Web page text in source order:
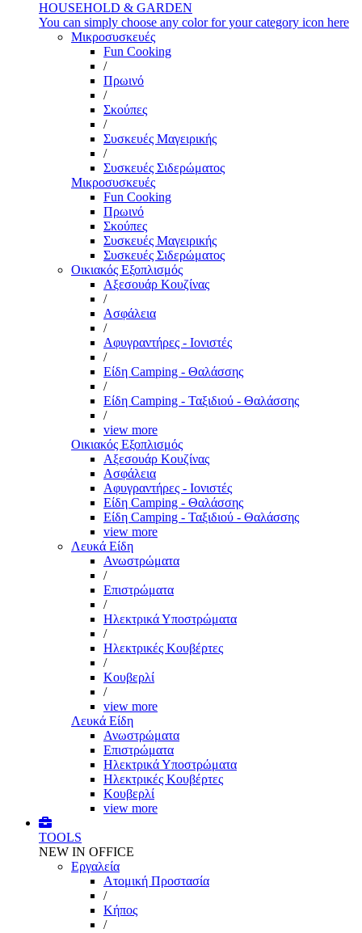
HOUSEHOLD & GARDEN
You can simply choose any color for your category icon here
Μικροσυσκευές
Fun Cooking
/
Πρωινό
/
Σκούπες
/
Συσκευές Μαγειρικής
/
Συσκευές Σιδερώματος
Μικροσυσκευές
Fun Cooking
Πρωινό
Σκούπες
Συσκευές Μαγειρικής
Συσκευές Σιδερώματος
Οικιακός Εξοπλισμός
Αξεσουάρ Κουζίνας
/
Ασφάλεια
/
Αφυγραντήρες - Ιονιστές
/
Είδη Camping - Θαλάσσης
/
Είδη Camping - Ταξιδιού - Θαλάσσης
/
view more
Οικιακός Εξοπλισμός
Αξεσουάρ Κουζίνας
Ασφάλεια
Αφυγραντήρες - Ιονιστές
Είδη Camping - Θαλάσσης
Είδη Camping - Ταξιδιού - Θαλάσσης
view more
Λευκά Είδη
Ανωστρώματα
/
Επιστρώματα
/
Ηλεκτρικά Υποστρώματα
/
Ηλεκτρικές Κουβέρτες
/
Κουβερλί
/
view more
Λευκά Είδη
Ανωστρώματα
Επιστρώματα
Ηλεκτρικά Υποστρώματα
Ηλεκτρικές Κουβέρτες
Κουβερλί
view more
TOOLS
NEW IN OFFICE
Εργαλεία
Aτομική Προστασία
/
Kήπος
/